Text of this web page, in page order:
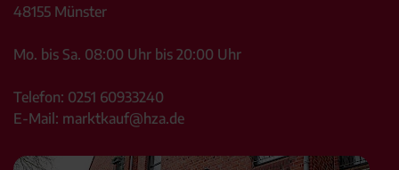
48155 Münster
Mo. bis Sa. 08:00 Uhr bis 20:00 Uhr
Telefon: 0251 60933240
E-Mail: marktkauf@hza.de